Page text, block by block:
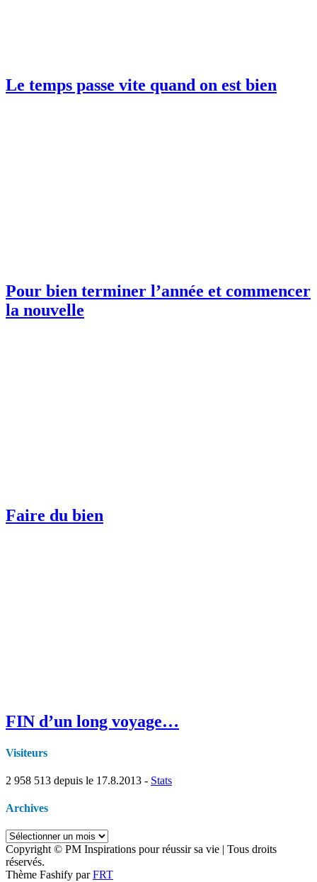
Le temps passe vite quand on est bien
Pour bien terminer l’année et commencer
la nouvelle
Faire du bien
FIN d’un long voyage…
Visiteurs
2 958 513 depuis le 17.8.2013 - Stats
Archives
Archives
Copyright © PM Inspirations pour réussir sa vie | Tous droits
réservés.
Thème Fashify parFRT